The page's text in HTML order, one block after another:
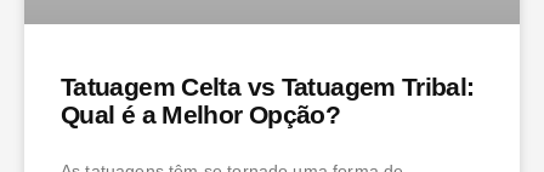
Tatuagem Celta vs Tatuagem Tribal:
Qual é a Melhor Opção?